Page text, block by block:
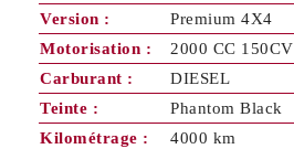
Version :
Premium 4X4
Motorisation :
2000 CC 150CV
Carburant :
DIESEL
Teinte :
Phantom Black
Kilométrage :
4000 km